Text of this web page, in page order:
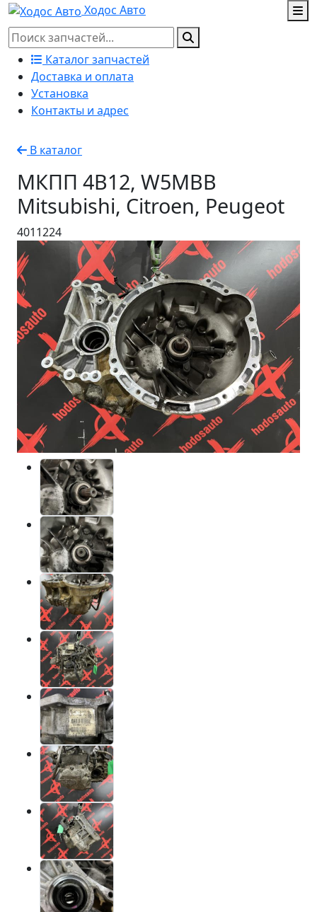
Ходос Авто
Каталог запчастей
Доставка и оплата
Установка
Контакты и адрес
В каталог
МКПП 4B12, W5MBB
Mitsubishi, Citroen, Peugeot
4011224